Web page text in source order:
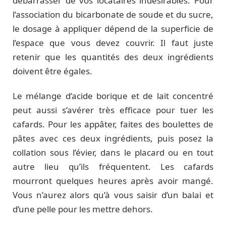
l’association du bicarbonate de soude et du sucre,
le dosage à appliquer dépend de la superficie de
l’espace que vous devez couvrir. Il faut juste
retenir que les quantités des deux ingrédients
doivent être égales.
Le mélange d’acide borique et de lait concentré
peut aussi s’avérer très efficace pour tuer les
cafards. Pour les appâter, faites des boulettes de
pâtes avec ces deux ingrédients, puis posez la
collation sous l’évier, dans le placard ou en tout
autre lieu qu’ils fréquentent. Les cafards
mourront quelques heures après avoir mangé.
Vous n’aurez alors qu’à vous saisir d’un balai et
d’une pelle pour les mettre dehors.